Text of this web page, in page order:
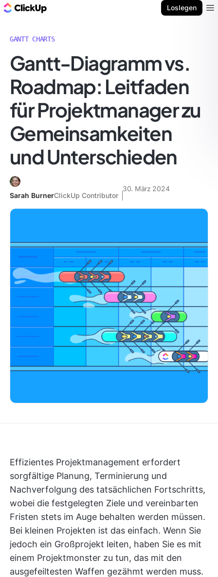
Loslegen
GANTT CHARTS
Gantt-Diagramm vs.
Roadmap: Leitfaden
für Projektmanager zu
Gemeinsamkeiten
und Unterschieden
Sarah BurnerClickUp Contributor
30. März 2024
Effizientes Projektmanagement erfordert
sorgfältige Planung, Terminierung und
Nachverfolgung des tatsächlichen Fortschritts,
wobei die festgelegten Ziele und vereinbarten
Fristen stets im Auge behalten werden müssen.
Bei kleinen Projekten ist das einfach. Wenn Sie
jedoch ein Großprojekt leiten, haben Sie es mit
einem Projektmonster zu tun, das mit den
ausgefeiltesten Waffen gezähmt werden muss.